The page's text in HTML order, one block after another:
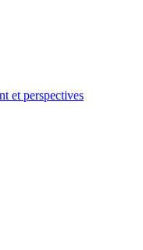
et perspectives